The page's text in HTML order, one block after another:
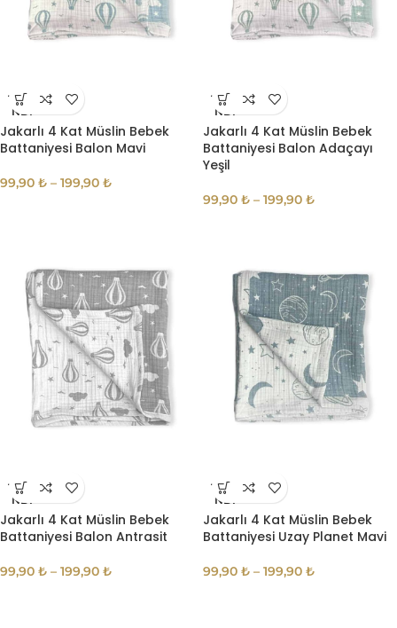
TÜKE
NDI
Jakarlı 4 Kat Müslin Bebek
Battaniyesi Balon Mavi
99,90 ₺ – 199,90 ₺
TÜKE
NDI
Jakarlı 4 Kat Müslin Bebek
Battaniyesi Balon Adaçayı
Yeşil
99,90 ₺ – 199,90 ₺
TÜKE
NDI
Jakarlı 4 Kat Müslin Bebek
Battaniyesi Balon Antrasit
99,90 ₺ – 199,90 ₺
TÜKE
NDI
Jakarlı 4 Kat Müslin Bebek
Battaniyesi Uzay Planet Mavi
99,90 ₺ – 199,90 ₺